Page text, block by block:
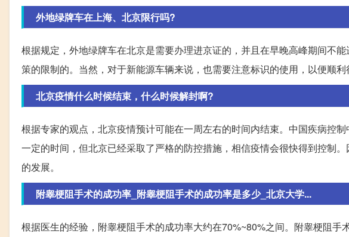
外地绿牌车在上海、北京限行吗?
根据规定，外地绿牌车在北京是需要办理进京证的，并且在早晚高峰期间不
策的限制的。当然，对于新能源车辆来说，也需要注意标识的使用，以便顺利
北京疫情什么时候结束，什么时候解封啊?
根据专家的观点，北京疫情预计可能在一周左右的时间内结束。中国疾病控
一定的时间，但北京已经采取了严格的防控措施，相信疫情会很快得到控制
的发展。
附睾梗阻手术的成功率_附睾梗阻手术的成功率是多少_北京大学...
根据医生的经验，附睾梗阻手术的成功率大约在70%~80%之间。附睾梗阻